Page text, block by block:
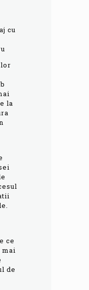
cu
la
ce
mai
de